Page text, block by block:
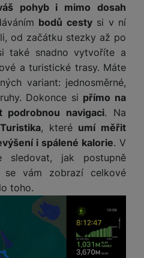
pohyb i mimo dosah
bodů cestysi v ní
od začátku stezky až po
také snadno vytvoříte a
a turistické trasy. Máte
variant: jednosměrné,
Dokonce si přímo na
podrobnou navigaci. Na
, které umí měřit
i spálené kalorie. V
sledovat, jak postupně
vám zobrazí celkové
toho.